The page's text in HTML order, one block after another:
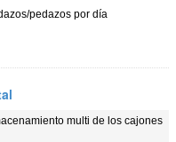
pedazos por día
multi de los cajones